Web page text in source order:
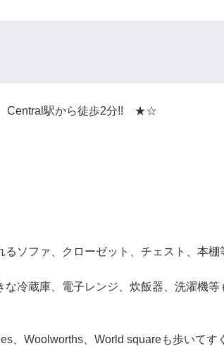
Central駅から徒歩2分!! ★☆
ソファ、クローゼット、チェスト、本棚
冷蔵庫、電子レンジ、炊飯器、洗濯機
、Woolworths、World squareも歩いてす